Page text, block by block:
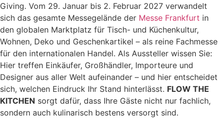
Giving. Vom 29. Januar bis 2. Februar 2027 verwandelt
sich das gesamte Messegelände der Messe Frankfurt in
den globalen Marktplatz für Tisch- und Küchenkultur,
Wohnen, Deko und Geschenkartikel – als reine Fachmesse
für den internationalen Handel. Als Aussteller wissen Sie:
Hier treffen Einkäufer, Großhändler, Importeure und
Designer aus aller Welt aufeinander – und hier entscheidet
sich, welchen Eindruck Ihr Stand hinterlässt. FLOW THE
KITCHEN sorgt dafür, dass Ihre Gäste nicht nur fachlich,
sondern auch kulinarisch bestens versorgt sind.